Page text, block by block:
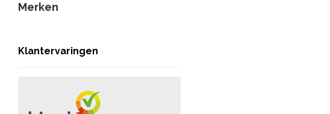
Merken
Klantervaringen